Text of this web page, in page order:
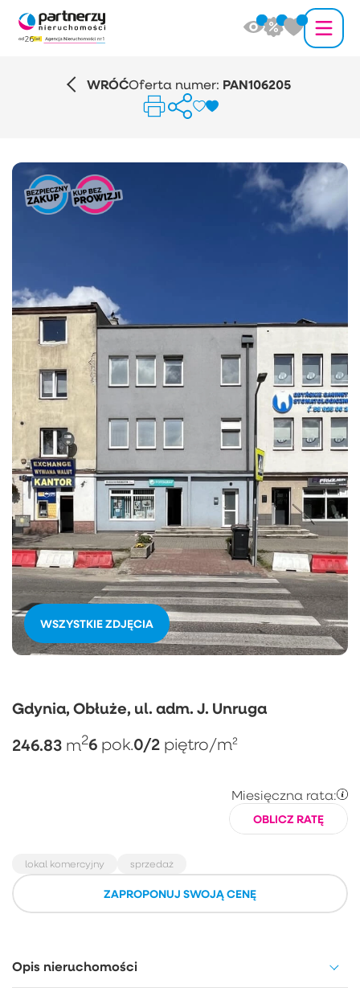
WRÓĆOferta numer: PAN106205
WSZYSTKIE ZDJĘCIA
Gdynia, Obłuże, ul. adm. J. Unruga
246.83 m26 pok.0/2 piętro/m²
Miesięczna rata:
OBLICZ RATĘ
lokal komercyjny sprzedaż
ZAPROPONUJ SWOJĄ CENĘ
Opis nieruchomości